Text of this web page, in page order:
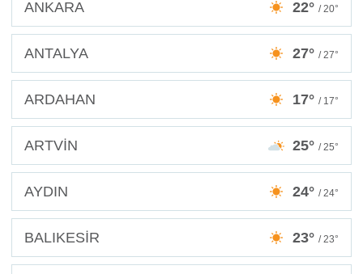
ANKARA 22° / 20°
ANTALYA 27° / 27°
ARDAHAN 17° / 17°
ARTVİN 25° / 25°
AYDIN 24° / 24°
BALIKESİR 23° / 23°